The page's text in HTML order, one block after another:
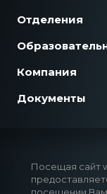
Отделения
Компания
Документы
Посещая сайт